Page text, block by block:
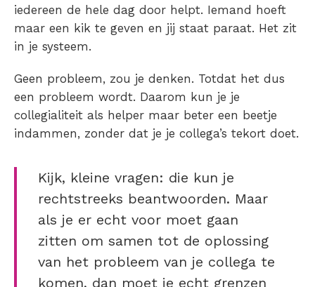
iedereen de hele dag door helpt. Iemand hoeft
maar een kik te geven en jij staat paraat. Het zit
in je systeem.
Geen probleem, zou je denken. Totdat het dus
een probleem wordt. Daarom kun je je
collegialiteit als helper maar beter een beetje
indammen, zonder dat je je collega’s tekort doet.
Kijk, kleine vragen: die kun je
rechtstreeks beantwoorden. Maar
als je er echt voor moet gaan
zitten om samen tot de oplossing
van het probleem van je collega te
komen, dan moet je echt grenzen